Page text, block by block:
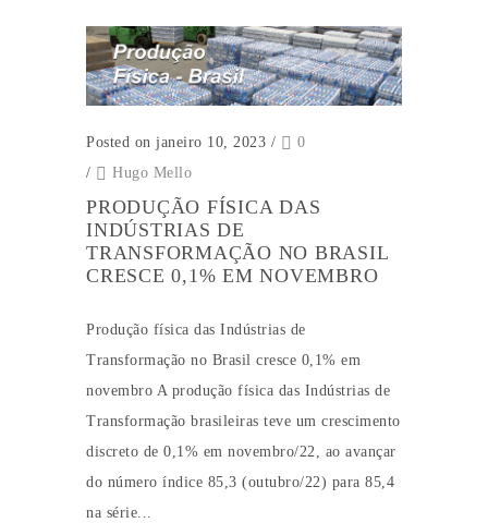
Posted on janeiro 10, 2023 /
0
/
Hugo Mello
PRODUÇÃO FÍSICA DAS
INDÚSTRIAS DE
TRANSFORMAÇÃO NO BRASIL
CRESCE 0,1% EM NOVEMBRO
Produção física das Indústrias de
Transformação no Brasil cresce 0,1% em
novembro A produção física das Indústrias de
Transformação brasileiras teve um crescimento
discreto de 0,1% em novembro/22, ao avançar
do número índice 85,3 (outubro/22) para 85,4
na série...